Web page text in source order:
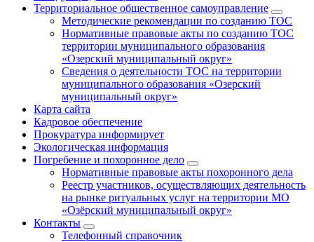
Территориальное общественное самоуправление
Методические рекомендации по созданию ТОС
Нормативные правовые акты по созданию ТОС
территории муниципального образования
«Озерский муниципальный округ»
Сведения о деятельности ТОС на территории
муниципального образования «Озерский
муниципальный округ»
Карта сайта
Кадровое обеспечение
Прокуратура информирует
Экологическая информация
Погребение и похоронное дело
Нормативные правовые акты похоронного дела
Реестр участников, осуществляющих деятельность
на рынке ритуальных услуг на территории МО
«Озёрский муниципальный округ»
Контакты
Телефонный справочник